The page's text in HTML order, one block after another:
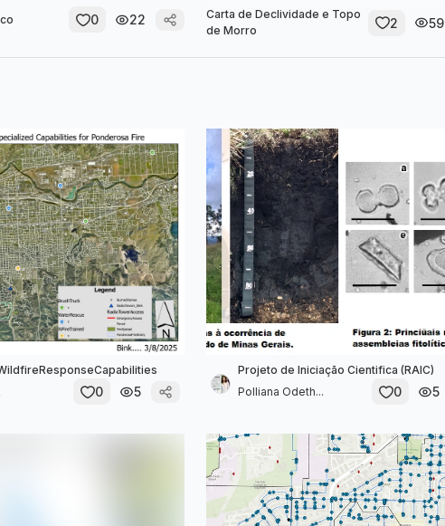
0 22
Carta de Declividade e Topo
de Morro
2 59
0 5
Projeto de Iniciação Cientifica (RAIC)
Polliana Odeth...
0 5